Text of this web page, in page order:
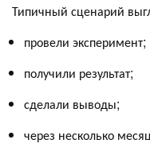
Типичный сценарий
провели эксперимент;
получили результат;
сделали выводы;
через несколько